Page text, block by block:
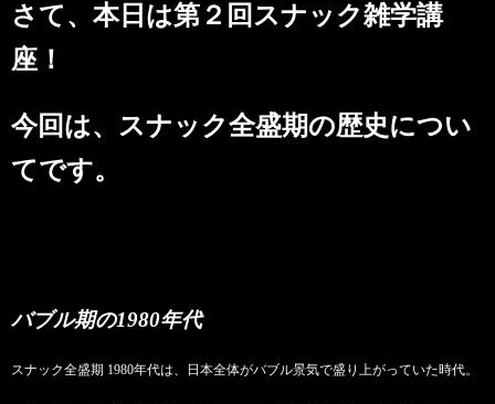
さて、本日は第２回スナック雑学講
座！
今回は、スナック全盛期の歴史につい
てです。
バブル期の1980年代
スナック全盛期 1980年代は、日本全体がバブル景気で盛り上がっていた時代。